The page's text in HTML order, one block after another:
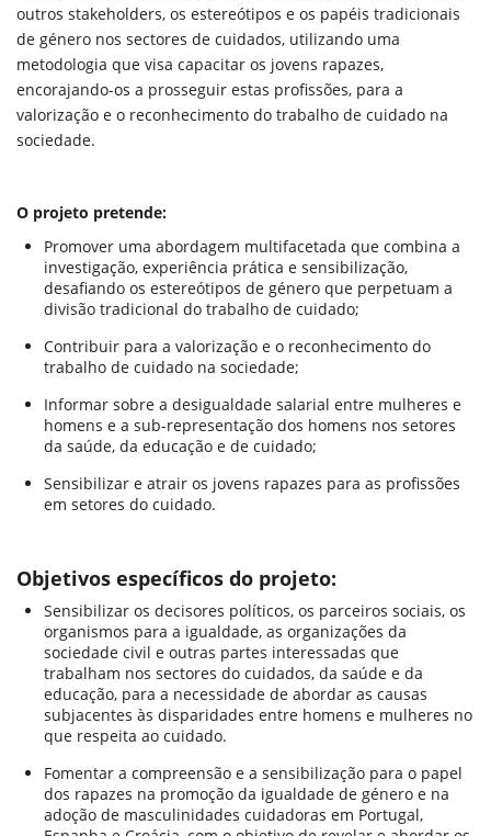
outros stakeholders, os estereótipos e os papéis tradicionais
de género nos sectores de cuidados, utilizando uma
metodologia que visa capacitar os jovens rapazes,
encorajando-os a prosseguir estas profissões, para a
valorização e o reconhecimento do trabalho de cuidado na
sociedade.
O projeto pretende:
Promover uma abordagem multifacetada que combina a
investigação, experiência prática e sensibilização,
desafiando os estereótipos de género que perpetuam a
divisão tradicional do trabalho de cuidado;
Contribuir para a valorização e o reconhecimento do
trabalho de cuidado na sociedade;
Informar sobre a desigualdade salarial entre mulheres e
homens e a sub-representação dos homens nos setores
da saúde, da educação e de cuidado;
Sensibilizar e atrair os jovens rapazes para as profissões
em setores do cuidado.
Objetivos específicos do projeto:
Sensibilizar os decisores políticos, os parceiros sociais, os
organismos para a igualdade, as organizações da
sociedade civil e outras partes interessadas que
trabalham nos sectores do cuidados, da saúde e da
educação, para a necessidade de abordar as causas
subjacentes às disparidades entre homens e mulheres no
que respeita ao cuidado.
Fomentar a compreensão e a sensibilização para o papel
dos rapazes na promoção da igualdade de género e na
adoção de masculinidades cuidadoras em Portugal,